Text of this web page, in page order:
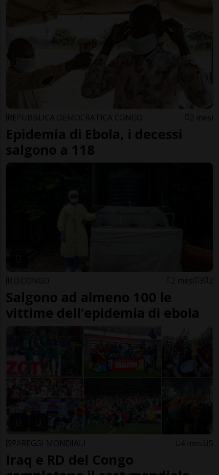
REPUBBLICA DEMOCRATICA CONGO 2 mesi
Epidemia di Ebola, i decessi
salgono a 118
R.D.CONGO 2 mesi 3 2
Salgono ad almeno 100 le
vittime dell'epidemia di ebola
SPAREGGI MONDIALI 4 mesi 5
Iraq e RD del Congo